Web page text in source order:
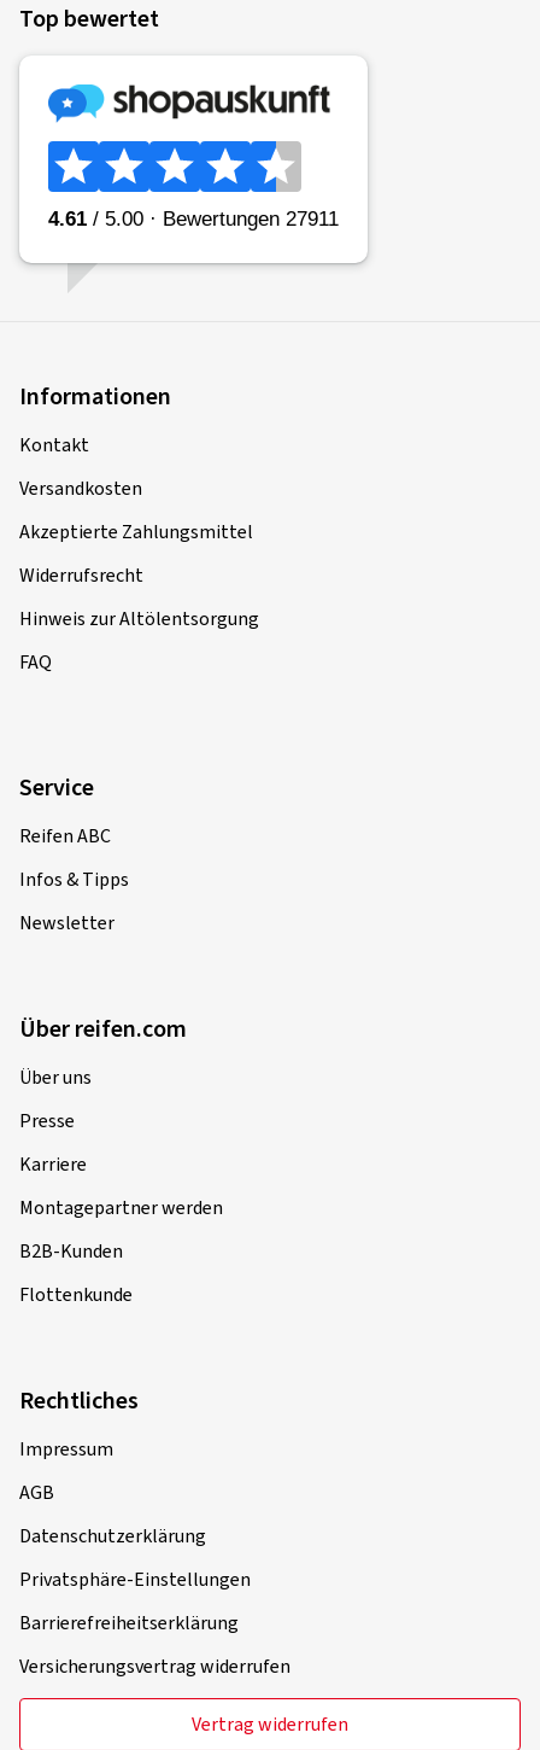
Top bewertet
Informationen
Kontakt
Versandkosten
Akzeptierte Zahlungsmittel
Widerrufsrecht
Hinweis zur Altölentsorgung
FAQ
Service
Reifen ABC
Infos & Tipps
Newsletter
Über reifen.com
Über uns
Presse
Karriere
Montagepartner werden
B2B-Kunden
Flottenkunde
Rechtliches
Impressum
AGB
Datenschutzerklärung
Privatsphäre-Einstellungen
Barrierefreiheitserklärung
Versicherungsvertrag widerrufen
Vertrag widerrufen